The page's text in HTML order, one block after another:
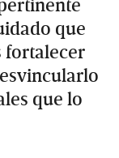
que
fortalecer
que lo